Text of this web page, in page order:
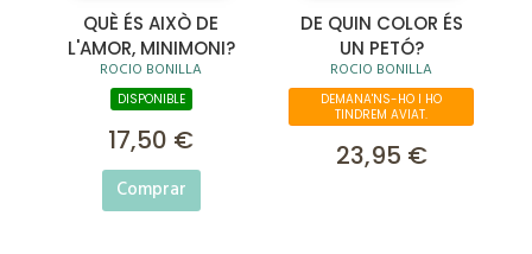
QUÈ ÉS AIXÒ DE
L'AMOR, MINIMONI?
ROCIO BONILLA
DISPONIBLE
17,50 €
Comprar
DE QUIN COLOR ÉS
UN PETÓ?
ROCIO BONILLA
DEMANA'NS-HO I HO
TINDREM AVIAT.
23,95 €